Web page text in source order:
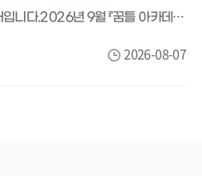
안녕하세요. 기장청소년센터입니다.2026년 9월 『꿈틀 아카데미』에 참가할 청소년을 모집합니다!♣ 모집기간 : 2026년 8월 8일(토) 10시 ~ 8월 17일(월) 23시 30분♣ 모집대상 : 거주지가 기장군 관내인 청소년♣ 프로그램 참여 연령은 연나이를 기준으로 합니다.★ 신청방법 : 각 프로그램별 기장군도시관리공단 통합예약시스템으로 신청기장군도시관리공단 통합예약시스템기장군도시관리공단 통합예약시스템에 오신것을 환영합니다!regs.gijangcmc.or.kr① 웹사이트 or 앱 다운로드 '기장군도시관리공단 통합예약시스템' 검색② 참가 청소년의 정보로 회원가입 후 로그인 *기존 회원이라면 바로 로그인③ 수강신청 탭에서 시설 '기장청소년센터' 선택 → 대분류 '교육문화사업' 선택→ 중분류 '꿈틀아카데미' 선택 후 조회하기 클릭④ 신청 프로그램 하단 '바로 신청하기' 클릭⑤ 하단에 '신청' 버튼 클릭 → 수강신청 완료!★기장군도시관리공단 통합예약시스템 회원가입시 SMS수신동의 안내- 프로그램 안내 문자는 문자 수신 동의하신 분들께만 발송됩니다. 문자 수신에 동의하지 않으실 경우, 안내 문자가 전달되지 않으니 반드시 확인해주시기 바랍니다.이미 회원가입을 완료하신 분들께서는 수신 동의를 해주시면 감사하겠습니다. <마이페이지 - 내정보관리 - 수신동의(SMS수신)>♣ 모든 프로그램은 선착순 모집입니다.★기장청소년센터는 "매우만족"을 위해 항상 최선을 다하겠습니다.
2026-08-07